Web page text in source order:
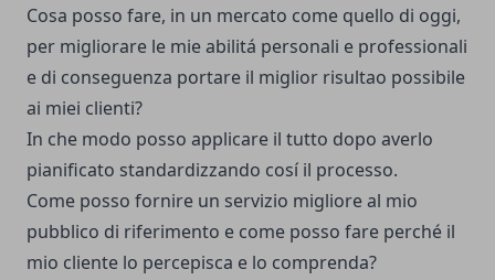
Cosa posso fare, in un mercato come quello di oggi,
per migliorare le mie abilitá personali e professionali
e di conseguenza portare il miglior risultao possibile
ai miei clienti?
In che modo posso applicare il tutto dopo averlo
pianificato standardizzando cosí il processo.
Come posso fornire un servizio migliore al mio
pubblico di riferimento e come posso fare perché il
mio cliente lo percepisca e lo comprenda?